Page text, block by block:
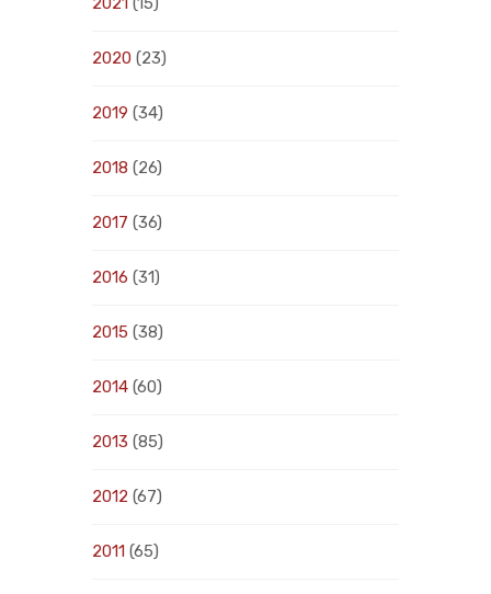
2020 (23)
2019 (34)
2018 (26)
2017 (36)
2016 (31)
2015 (38)
2014 (60)
2013 (85)
2012 (67)
2011 (65)